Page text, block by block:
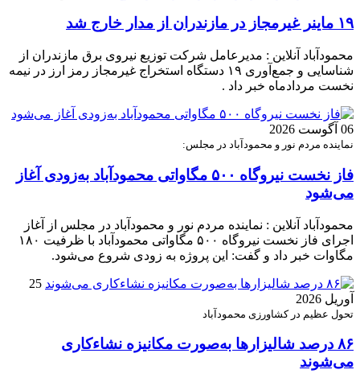
۱۹ ماینر غیرمجاز در مازندران از مدار خارج شد
محمودآباد آنلاین : مدیرعامل شرکت توزیع نیروی برق مازندران از
شناسایی و جمع‌آوری ۱۹ دستگاه استخراج غیرمجاز رمز ارز در نیمه
نخست مردادماه خبر داد .
06 آگوست 2026
نماینده مردم نور و محمودآباد در مجلس:
فاز نخست نیروگاه ۵۰۰ مگاواتی محمودآباد به‌زودی آغاز
می‌شود
محمودآباد آنلاین : نماینده مردم نور و محمودآباد در مجلس از آغاز
اجرای فاز نخست نیروگاه ۵۰۰ مگاواتی محمودآباد با ظرفیت ۱۸۰
مگاوات خبر داد و گفت: این پروژه به زودی شروع می‌شود.
25
آوریل 2026
تحول عظیم در کشاورزی محمودآباد
۸۶ درصد شالیزارها به‌صورت مکانیزه نشاءکاری
می‌شوند